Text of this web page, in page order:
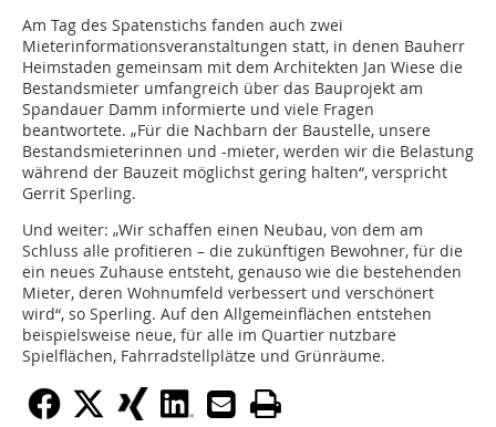
Am Tag des Spatenstichs fanden auch zwei
Mieterinformationsveranstaltungen statt, in denen Bauherr
Heimstaden gemeinsam mit dem Architekten Jan Wiese die
Bestandsmieter umfangreich über das Bauprojekt am
Spandauer Damm informierte und viele Fragen
beantwortete. „Für die Nachbarn der Baustelle, unsere
Bestandsmieterinnen und -mieter, werden wir die Belastung
während der Bauzeit möglichst gering halten“, verspricht
Gerrit Sperling.
Und weiter: „Wir schaffen einen Neubau, von dem am
Schluss alle profitieren – die zukünftigen Bewohner, für die
ein neues Zuhause entsteht, genauso wie die bestehenden
Mieter, deren Wohnumfeld verbessert und verschönert
wird“, so Sperling. Auf den Allgemeinflächen entstehen
beispielsweise neue, für alle im Quartier nutzbare
Spielflächen, Fahrradstellplätze und Grünräume.